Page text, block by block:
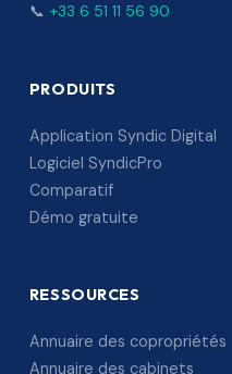
📞 +33 6 51 11 56 90
PRODUITS
Application Syndic Digital
Logiciel SyndicPro
Comparatif
Démo gratuite
RESSOURCES
Annuaire des copropriétés
Annuaire des cabinets